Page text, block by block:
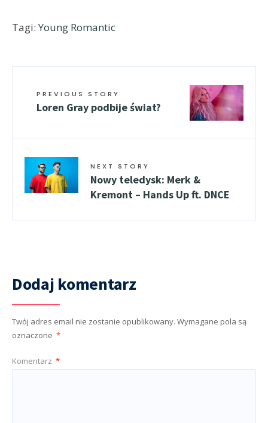
Tagi: Young Romantic
PREVIOUS STORY
Loren Gray podbije świat?
NEXT STORY
Nowy teledysk: Merk &
Kremont – Hands Up ft. DNCE
Dodaj komentarz
Twój adres email nie zostanie opublikowany. Wymagane pola są
oznaczone *
Komentarz *